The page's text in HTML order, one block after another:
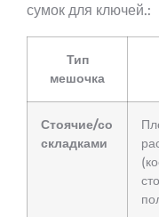
сумок для ключей.:
Тип
мешочка
Стоячие/со
складками